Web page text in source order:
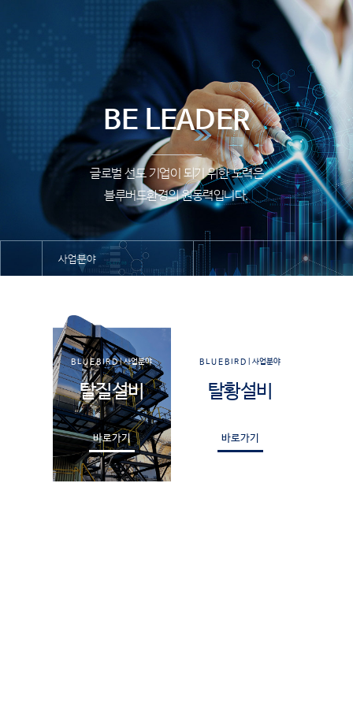
BE LEADER
글로벌 선도 기업이 되기 위한 노력은
블루버드환경의 원동력입니다.
사업분야
B L U E B I R D | 사업분야
탈질설비
바로가기
B L U E B I R D | 사업분야
탈황설비
바로가기